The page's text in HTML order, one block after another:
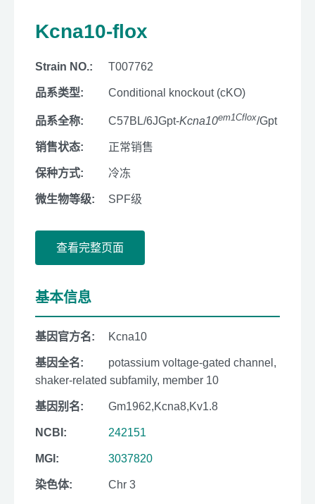
Kcna10-flox
Strain NO.: T007762
品系类型: Conditional knockout (cKO)
品系全称: C57BL/6JGpt-Kcna10em1Cflox/Gpt
销售状态: 正常销售
保种方式: 冷冻
微生物等级: SPF级
查看完整页面
基本信息
基因官方名: Kcna10
基因全名:
potassium voltage-gated channel,
shaker-related subfamily, member 10
基因别名: Gm1962,Kcna8,Kv1.8
NCBI: 242151
MGI: 3037820
染色体: Chr 3